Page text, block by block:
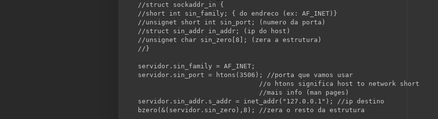
//struct sockaddr_in {
//short int sin_family; { do endreco (ex: AF_INET)}
//unsignet short int sin_port; (numero da porta)
//struct sin_addr in_addr; (ip do host)
//unsignet char sin_zero[8]; (zera a estrutura)
//}
servidor.sin_family = AF_INET;
servidor.sin_port = htons(3506);
//porta que vamos usar
//o htons significa host to network short
//mais info (man pages)
servidor.sin_addr.s_addr = inet_addr( "127.0.0.1" );
//ip destino
bzero(&(servidor.sin_zero),8);
//zera o resto da estrutura